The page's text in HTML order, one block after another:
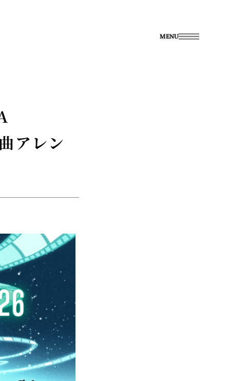
MENU
アレン